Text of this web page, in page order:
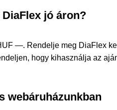
jó áron?
—. Rendelje meg DiaFlex
hogy kihasználja az
webáruházunkban